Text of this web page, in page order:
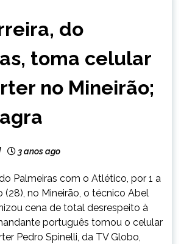
do
toma celular
no Mineirão;
3 anos ago
Palmeiras com o Atlético, por 1 a
(28), no Mineirão, o técnico Abel
cena de total desrespeito à
português tomou o celular
Pedro Spinelli, da TV Globo,